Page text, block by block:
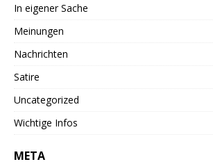
In eigener Sache
Meinungen
Nachrichten
Satire
Uncategorized
Wichtige Infos
META